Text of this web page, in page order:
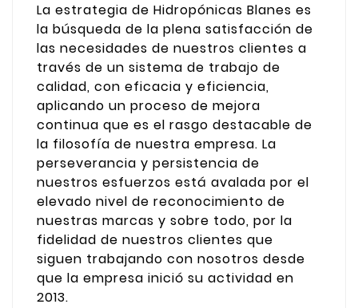
La estrategia de Hidropónicas Blanes es
la búsqueda de la plena satisfacción de
las necesidades de nuestros clientes a
través de un sistema de trabajo de
calidad, con eficacia y eficiencia,
aplicando un proceso de mejora
continua que es el rasgo destacable de
la filosofía de nuestra empresa. La
perseverancia y persistencia de
nuestros esfuerzos está avalada por el
elevado nivel de reconocimiento de
nuestras marcas y sobre todo, por la
fidelidad de nuestros clientes que
siguen trabajando con nosotros desde
que la empresa inició su actividad en
2013.